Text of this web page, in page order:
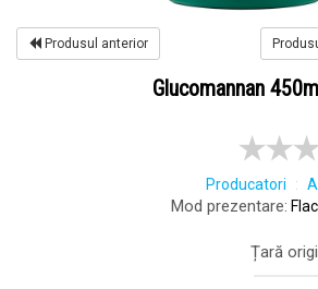
Produsul anterior
Glucomannan
Producatori
Mod prezentare:
Țară